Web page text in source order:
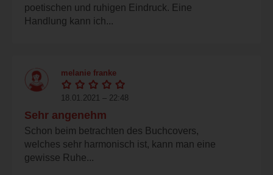
poetischen und ruhigen Eindruck. Eine
Handlung kann ich...
melanie franke
18.01.2021 – 22:48
Sehr angenehm
Schon beim betrachten des Buchcovers,
welches sehr harmonisch ist, kann man eine
gewisse Ruhe...